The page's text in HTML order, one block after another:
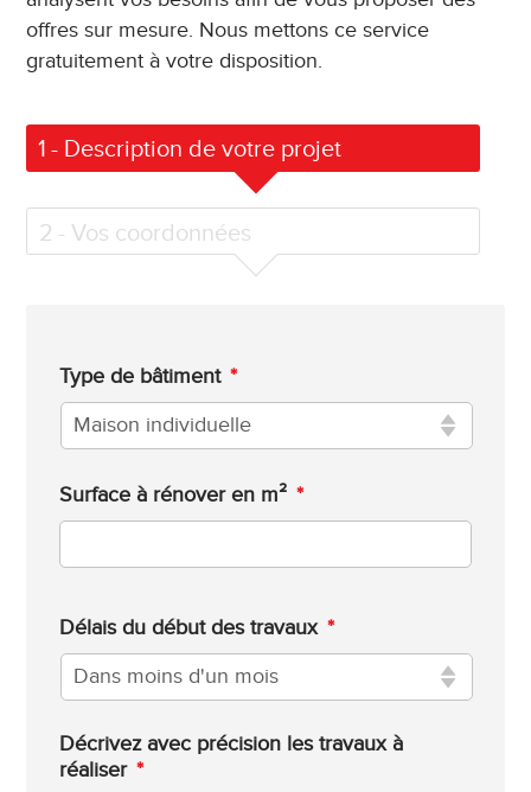
offres sur mesure. Nous mettons ce service
gratuitement à votre disposition.
1 - Description de votre projet
2 - Vos coordonnées
Type de bâtiment *
Surface à rénover en m² *
Délais du début des travaux *
Décrivez avec précision les travaux à
réaliser *